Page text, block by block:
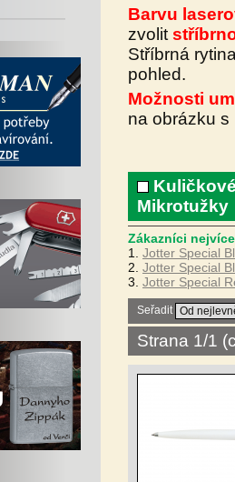
Barvu
zvolit
Stříbrná
pohled.
Možnosti
na obrázku
Mikrotužky
Zákazníci
1. Jotter Special
2. Jotter Special
3. Jotter Special
Seřadit
Strana 1/1